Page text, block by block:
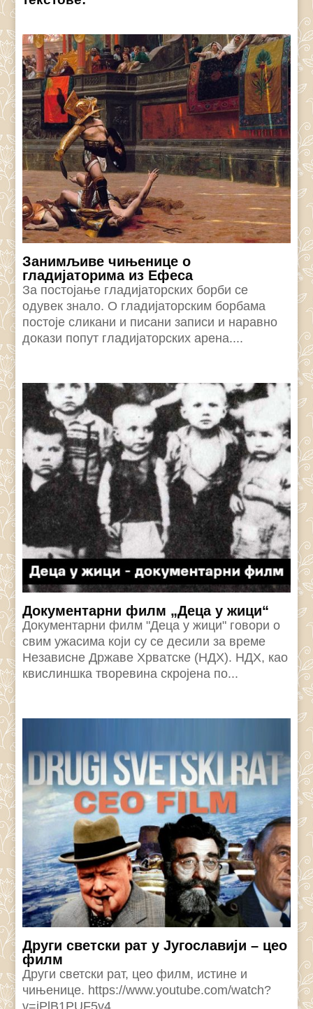
Занимљиве чињенице о
гладијаторима из Ефеса
За постојање гладијаторских борби се
одувек знало. О гладијаторским борбама
постоје сликани и писани записи и наравно
докази попут гладијаторских арена....
Документарни филм „Деца у жици“
Документарни филм "Деца у жици" говори о
свим ужасима који су се десили за време
Независне Државе Хрватске (НДХ). НДХ, као
квислиншка творевина скројена по...
Други светски рат у Југославији – цео
филм
Други светски рат, цео филм, истине и
чињенице. https://www.youtube.com/watch?
v=iPlB1PUF5v4